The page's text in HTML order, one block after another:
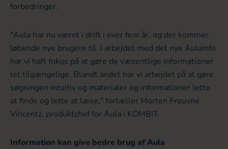
forbedringer.
"Aula har nu været i drift i over fem år, og der kommer
løbende nye brugere til. I arbejdet med det nye Aulainfo
har vi haft fokus på at gøre de væsentlige informationer
let tilgængelige. Blandt andet har vi arbejdet på at gøre
søgningen intuitiv og materialer og informationer lette
at finde og lette at læse," fortæller Morten Frouvne
Vincentz, produktchef for Aula i KOMBIT.
Information kan give bedre brug af Aula